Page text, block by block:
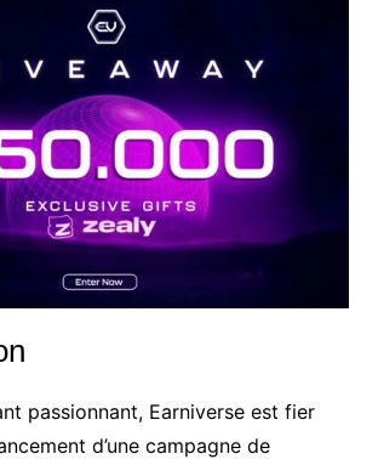
passionnant, Earniverse est fier
d’une campagne de